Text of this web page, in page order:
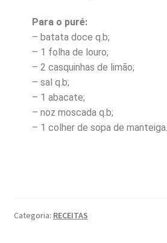
Para o puré:
– batata doce q.b;
– 1 folha de louro;
– 2 casquinhas de limão;
– sal q.b;
– 1 abacate;
– noz moscada q.b;
– 1 colher de sopa de manteiga.
Categoria: RECEITAS